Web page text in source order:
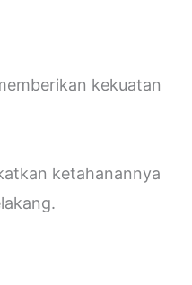
kekuatan
ketahanannya